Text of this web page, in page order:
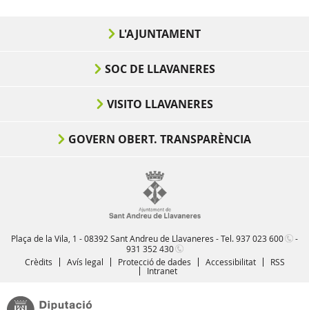
L'AJUNTAMENT
SOC DE LLAVANERES
VISITO LLAVANERES
GOVERN OBERT. TRANSPARÈNCIA
Plaça de la Vila, 1 - 08392 Sant Andreu de Llavaneres - Tel.937 023 600
-
931 352 430
Crèdits
Avís legal Protecció de dades Accessibilitat
RSS
Intranet